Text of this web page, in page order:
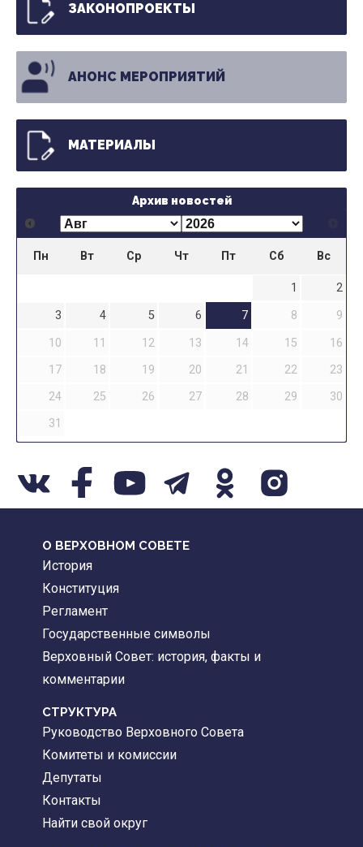
ЗАКОНОПРОЕКТЫ
АНОНС МЕРОПРИЯТИЙ
МАТЕРИАЛЫ
Архив новостей
Пн Вт Ср Чт Пт Сб Вс
1
2
3
4 5 6 7 8
9
10
11 12 13 14 15
16
17
18 19 20 21 22
23
24
25 26 27 28 29
30
31
О ВЕРХОВНОМ СОВЕТЕ
История
Конституция
Регламент
Государственные символы
Верховный Совет: история, факты и
комментарии
CТРУКТУРА
Руководство Верховного Совета
Комитеты и комиссии
Депутаты
Контакты
Найти свой округ